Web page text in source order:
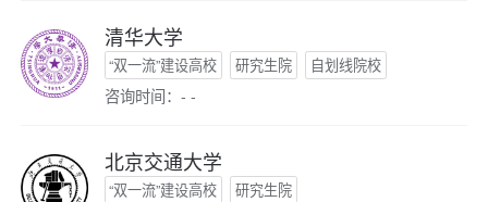
清华大学
“双一流”建设高校 研究生院 自划线院校
咨询时间：- -
北京交通大学
“双一流”建设高校 研究生院